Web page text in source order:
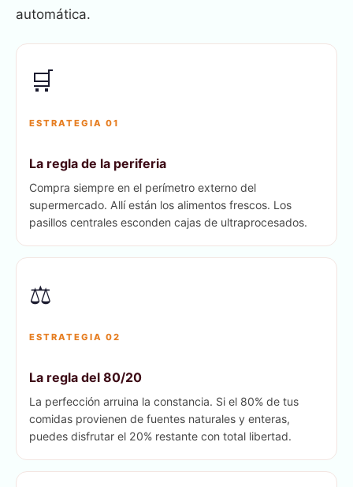
automática.
🛒
ESTRATEGIA 01
La regla de la periferia
Compra siempre en el perímetro externo del
supermercado. Allí están los alimentos frescos. Los
pasillos centrales esconden cajas de ultraprocesados.
⚖️
ESTRATEGIA 02
La regla del 80/20
La perfección arruina la constancia. Si el 80% de tus
comidas provienen de fuentes naturales y enteras,
puedes disfrutar el 20% restante con total libertad.